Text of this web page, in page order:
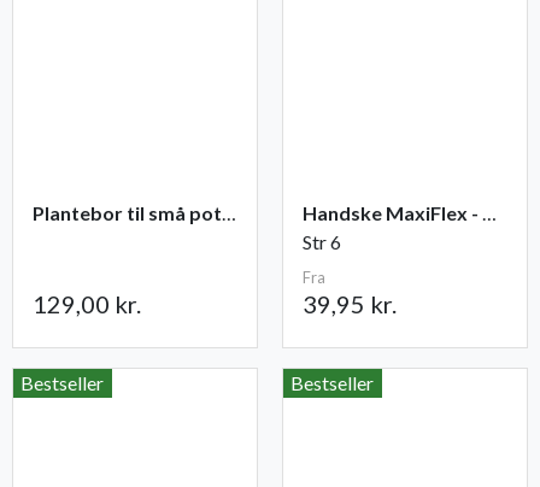
Plantebor til små potter
129,00 kr.
Handske MaxiFlex - Ultimate
Str 6
Fra
39,95 kr.
Bestseller Bestseller